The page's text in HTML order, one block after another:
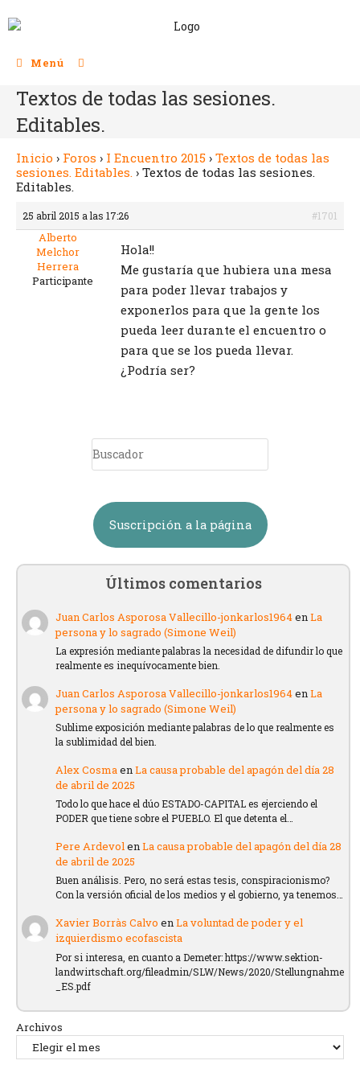
Menú
Textos de todas las sesiones.
Editables.
Inicio › Foros › I Encuentro 2015 › Textos de todas las
sesiones. Editables. › Textos de todas las sesiones.
Editables.
25 abril 2015 a las 17:26 #1701
Alberto
Melchor
Herrera
Participante
Hola!!
Me gustaría que hubiera una mesa
para poder llevar trabajos y
exponerlos para que la gente los
pueda leer durante el encuentro o
para que se los pueda llevar.
¿Podría ser?
Suscripción a la página
Últimos comentarios
Juan Carlos Asporosa Vallecillo-jonkarlos1964enLa
persona y lo sagrado (Simone Weil)
La expresión mediante palabras la necesidad de difundir lo que
realmente es inequívocamente bien.
Juan Carlos Asporosa Vallecillo-jonkarlos1964enLa
persona y lo sagrado (Simone Weil)
Sublime exposición mediante palabras de lo que realmente es
la sublimidad del bien.
Alex CosmaenLa causa probable del apagón del día 28
de abril de 2025
Todo lo que hace el dúo ESTADO-CAPITAL es ejerciendo el
PODER que tiene sobre el PUEBLO. El que detenta el…
Pere ArdevolenLa causa probable del apagón del día 28
de abril de 2025
Buen análisis. Pero, no será estas tesis, conspiracionismo?
Con la versión oficial de los medios y el gobierno, ya tenemos…
Xavier Borràs Calvo enLa voluntad de poder y el
izquierdismo ecofascista
Por si interesa, en cuanto a Demeter: https://www.sektion-
landwirtschaft.org/fileadmin/SLW/News/2020/Stellungnahme
_ES.pdf
Archivos